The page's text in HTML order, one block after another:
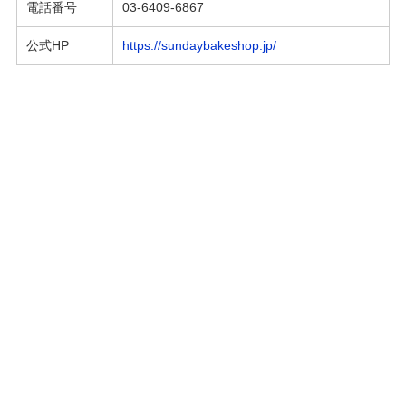
電話番号 03-6409-6867
公式HP https://sundaybakeshop.jp/